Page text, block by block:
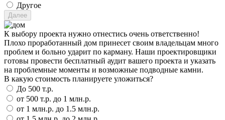
Другое
К выбору проекта нужно отнестись очень ответственно!
Плохо проработанный дом принесет своим владельцам много
проблем и больно ударит по карману. Наши проектировщики
готовы провести бесплатный аудит вашего проекта и указать
на проблемные моменты и возможные подводные камни.
В какую стоимость планируете уложиться?
До 500 т.р.
от 500 т.р. до 1 млн.р.
от 1 млн.р. до 1.5 млн.р.